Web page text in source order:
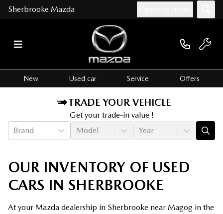
Sherbrooke Mazda
New Used car Service Offers
TRADE YOUR VEHICLE
Get your trade-in value !
Brand
Model Year
OUR INVENTORY OF USED
CARS IN SHERBROOKE
At your Mazda dealership in Sherbrooke near Magog in the